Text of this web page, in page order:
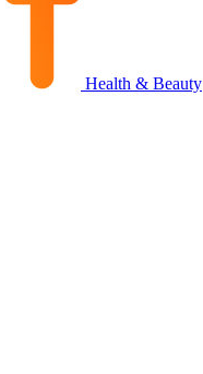
Health & Beauty